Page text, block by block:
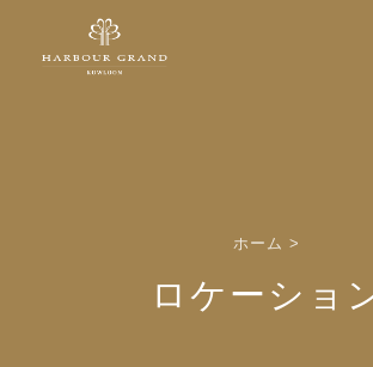
ホーム >
ロケーショ